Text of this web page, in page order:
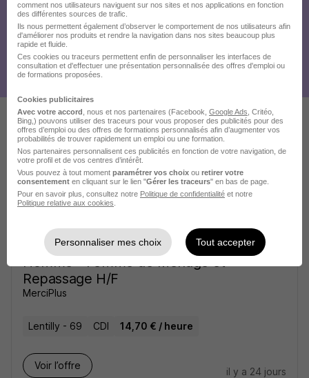
Ces offres pourraient aussi
vous intéresser
Homme - Femme de Ménage et
Repassage H/F
MerciPlus
Lentilly - 69 CDI 14,70 € / heure
Voir l’offre
il y a 24 jours
comment nos utilisateurs naviguent sur nos sites et nos applications en fonction
des différentes sources de trafic.
Ils nous permettent également d’observer le comportement de nos utilisateurs afin
d'améliorer nos produits et rendre la navigation dans nos sites beaucoup plus
rapide et fluide.
Ces cookies ou traceurs permettent enfin de personnaliser les interfaces de
consultation et d'effectuer une présentation personnalisée des offres d'emploi ou
de formations proposées.
Cookies publicitaires
Avec votre accord , nous et nos partenaires (Facebook, Google Ads , Critéo,
Bing,) pouvons utiliser des traceurs pour vous proposer des publicités pour des
offres d’emploi ou des offres de formations personnalisés afin d’augmenter vos
probabilités de trouver rapidement un emploi ou une formation.
Nos partenaires personnalisent ces publicités en fonction de votre navigation, de
votre profil et de vos centres d’intérêt.
Vous pouvez à tout moment paramétrer vos choix ou retirer votre
consentement en cliquant sur le lien "Gérer les traceurs" en bas de page.
Pour en savoir plus, consultez notre Politique de confidentialité et notre
Politique relative aux cookies
Personnaliser mes choix Tout accepter